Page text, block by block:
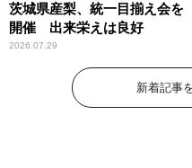
茨城県産梨、統一目揃え会を
開催 出来栄えは良好
2026.07.29
新着記事